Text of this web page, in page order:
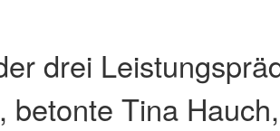
drei
betonte Tina